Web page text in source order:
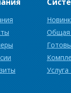
Общая